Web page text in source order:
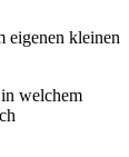
eigenen kleinen
welchem